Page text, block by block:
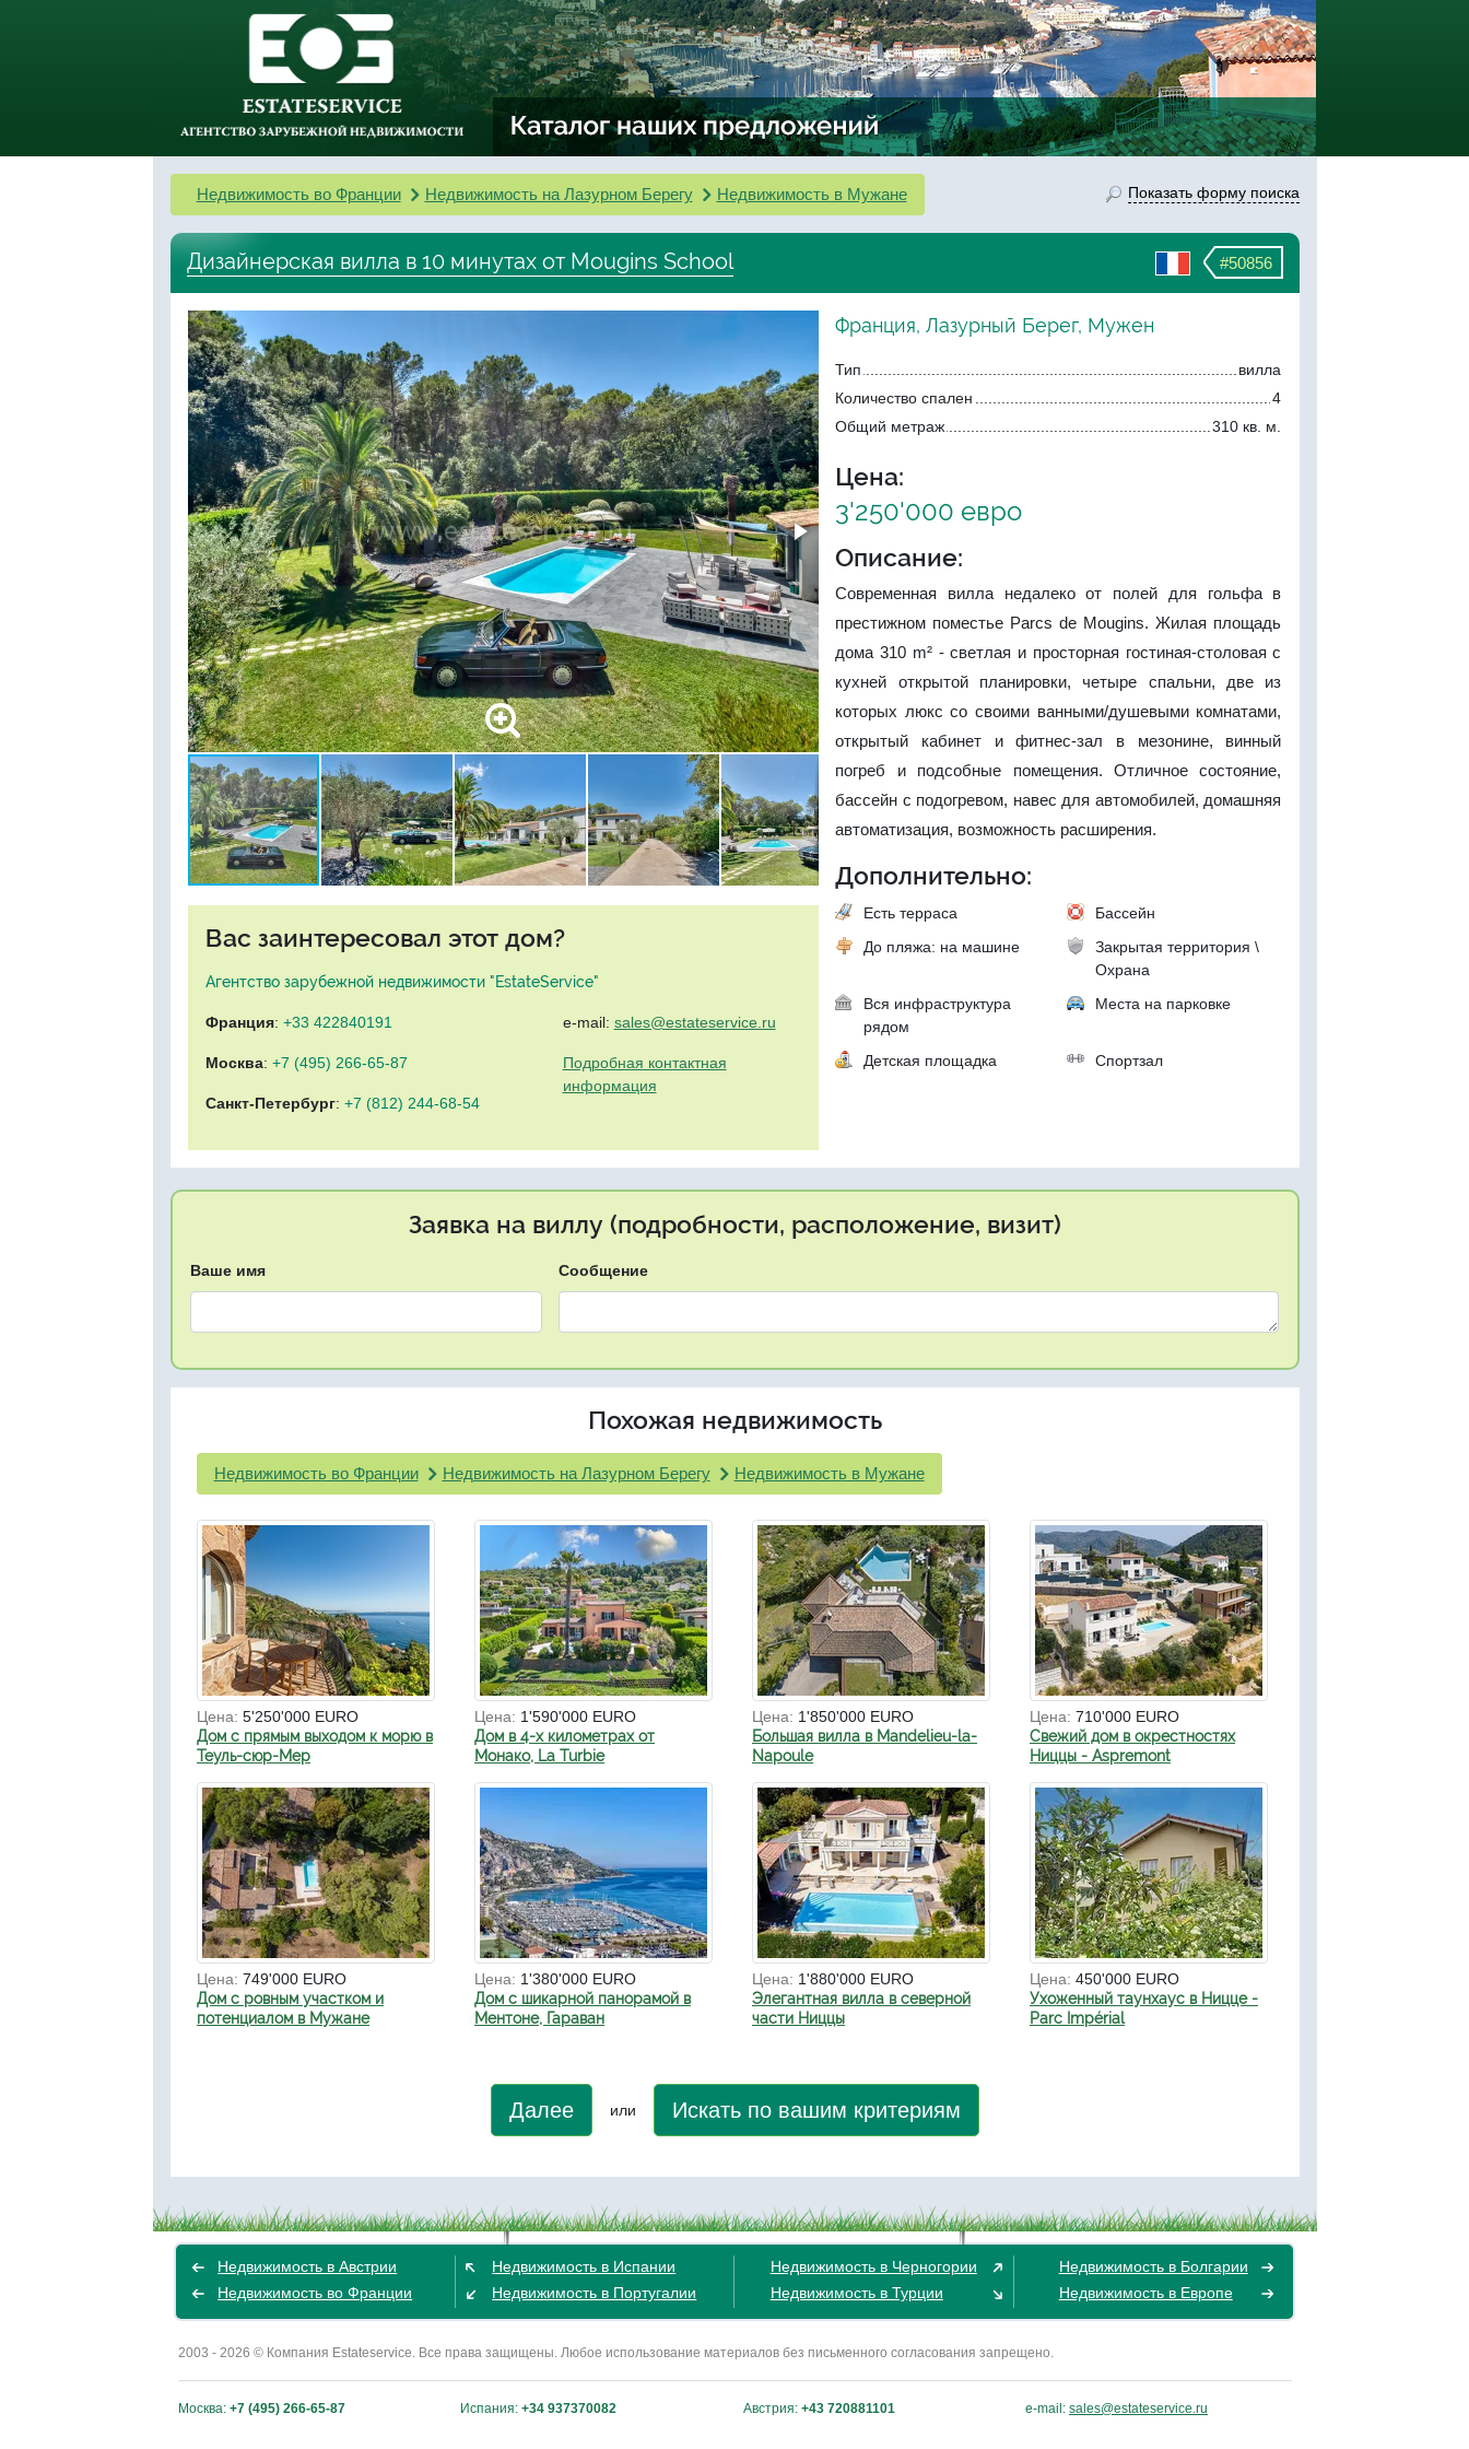
Недвижимость во Франции Недвижимость на Лазурном Берегу Недвижимость в Мужане Показать форму поиска
#50856
Дизайнерская вилла в 10 минутах от Mougins School
Вас заинтересовал этот дом?
Агентство зарубежной недвижимости "EstateService"
Франция: +33 422840191
Москва: +7 (495) 266-65-87
Санкт-Петербург: +7 (812) 244-68-54
e-mail: sales@estateservice.ru
Подробная контактная
информация
Франция, Лазурный Берег, Мужен
Тип
вилла
Количество спален
4
Общий метраж
310 кв. м.
Цена:
3'250'000 евро
Описание:
Современная вилла недалеко от полей для гольфа в
престижном поместье Parcs de Mougins. Жилая площадь
дома 310 m² - светлая и просторная гостиная-столовая с
кухней открытой планировки, четыре спальни, две из
которых люкс со своими ванными/душевыми комнатами,
открытый кабинет и фитнес-зал в мезонине, винный
погреб и подсобные помещения. Отличное состояние,
бассейн с подогревом, навес для автомобилей, домашняя
автоматизация, возможность расширения.
Дополнительно:
Есть терраса
Бассейн
До пляжа: на машине
Закрытая территория \
Охрана
Вся инфраструктура
рядом
Места на парковке
Детская площадка Спортзал
Заявка на виллу (подробности, расположение, визит)
Ваше имя Сообщение
Похожая недвижимость
Недвижимость во Франции Недвижимость на Лазурном Берегу Недвижимость в Мужане
Цена: 5'250'000 EURO
Дом с прямым выходом к морю в
Теуль-сюр-Мер
Цена: 1'590'000 EURO
Дом в 4-х километрах от
Монако, La Turbie
Цена: 1'850'000 EURO
Большая вилла в Mandelieu-la-
Napoule
Цена: 710'000 EURO
Свежий дом в окрестностях
Ниццы - Aspremont
Цена: 749'000 EURO
Дом с ровным участком и
потенциалом в Мужане
Цена: 1'380'000 EURO
Дом с шикарной панорамой в
Ментоне, Гараван
Цена: 1'880'000 EURO
Элегантная вилла в северной
части Ниццы
Цена: 450'000 EURO
Ухоженный таунхаус в Ницце -
Parc Impérial
Далее или Искать по вашим критериям
Недвижимость в Австрии
Недвижимость во Франции
Недвижимость в Испании
Недвижимость в Португалии
Недвижимость в Черногории
Недвижимость в Турции
Недвижимость в Болгарии
Недвижимость в Европе
2003 - 2026 © Компания Estateservice. Все права защищены. Любое использование материалов без письменного согласования запрещено.
Москва: +7 (495) 266-65-87 Испания: +34 937370082 Австрия: +43 720881101 e-mail: sales@estateservice.ru